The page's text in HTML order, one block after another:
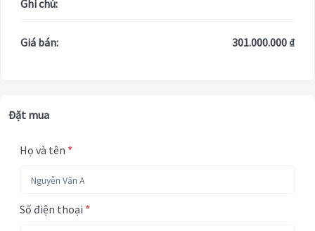
Ghi chú:
Giá bán: 301.000.000 ₫
Đặt mua
Họ và tên *
Số điện thoại *